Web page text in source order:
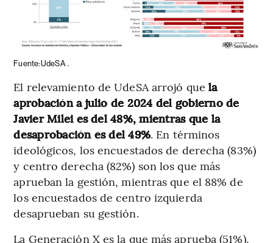
Fuente: UdeSA .
El relevamiento de UdeSA arrojó que la
aprobación a julio de 2024 del gobierno de
Javier Milei es del 48%, mientras que la
desaprobación es del 49%. En términos
ideológicos, los encuestados de derecha (83%)
y centro derecha (82%) son los que más
aprueban la gestión, mientras que el 88% de
los encuestados de centro izquierda
desaprueban su gestión.
La Generación X es la que más aprueba (51%),